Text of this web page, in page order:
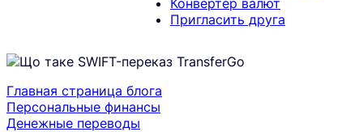
Пригласить друга
Главная страница блога
Персональные финансы
Денежные переводы